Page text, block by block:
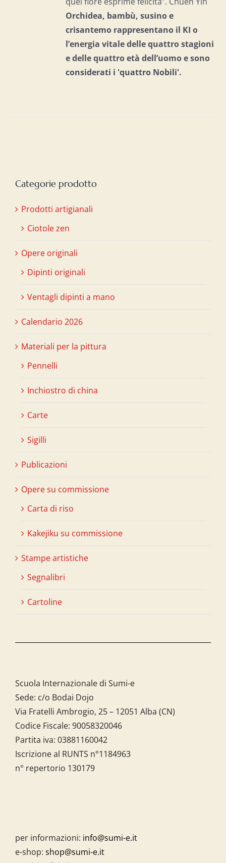
Orchidea, bambù, susino e
crisantemo rappresentano il KI o
l’energia vitale delle quattro stagioni
e delle quattro età dell’uomo esono
considerati i 'quattro Nobili'.
Categorie prodotto
Prodotti artigianali
Ciotole zen
Opere originali
Dipinti originali
Ventagli dipinti a mano
Calendario 2026
Materiali per la pittura
Pennelli
Inchiostro di china
Carte
Sigilli
Publicazioni
Opere su commissione
Carta di riso
Kakejiku su commissione
Stampe artistiche
Segnalibri
Cartoline
Scuola Internazionale di Sumi-e
Sede: c/o Bodai Dojo
Via Fratelli Ambrogio, 25 – 12051 Alba (CN)
Codice Fiscale: 90058320046
Partita iva: 03881160042
Iscrizione al RUNTS n°1184963
n° repertorio 130179
per informazioni: info@sumi-e.it
e-shop: shop@sumi-e.it